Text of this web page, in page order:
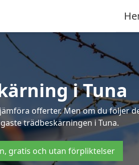
i Tuna
offerter. Men om du följer
trädbeskärningen i Tuna.
gratis och utan förpliktelser